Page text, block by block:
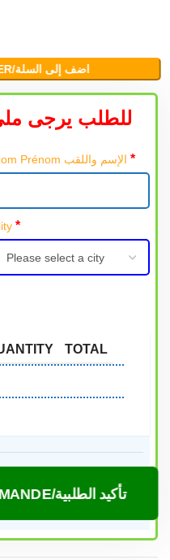
AJOUTER AU PANIER/اضف إلى السلة
للطلب يرجى
*
*
TOTAL
CONFIRMER LA COMMANDE/تأكيد الطلبية